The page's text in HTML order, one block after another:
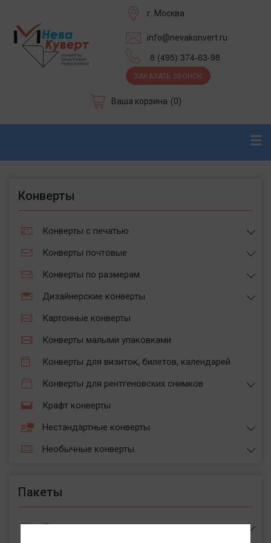
г. Москва
info@nevakonvert.ru
8 (495) 374-63-98
ЗАКАЗАТЬ ЗВОНОК
Ваша корзина (0)
☰
Конверты
Конверты с печатью
Конверты почтовые
Конверты по размерам
Дизайнерские конверты
Картонные конверты
Конверты малыми упаковками
Конверты для визиток, билетов, календарей
Конверты для рентгеновских снимков
Крафт конверты
Нестандартные конверты
Необычные конверты
Пакеты
Пакеты